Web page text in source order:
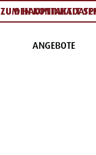
ZUM HAUPTINHALT
ZU DEN
ANGEBOTE